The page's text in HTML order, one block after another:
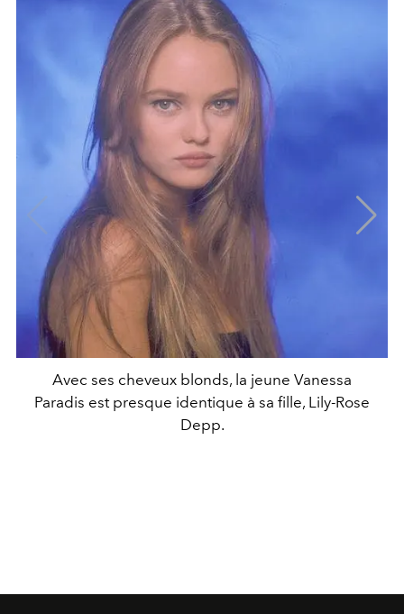
Avec ses cheveux blonds, la jeune Vanessa
Paradis est presque identique à sa fille, Lily-Rose
Depp.